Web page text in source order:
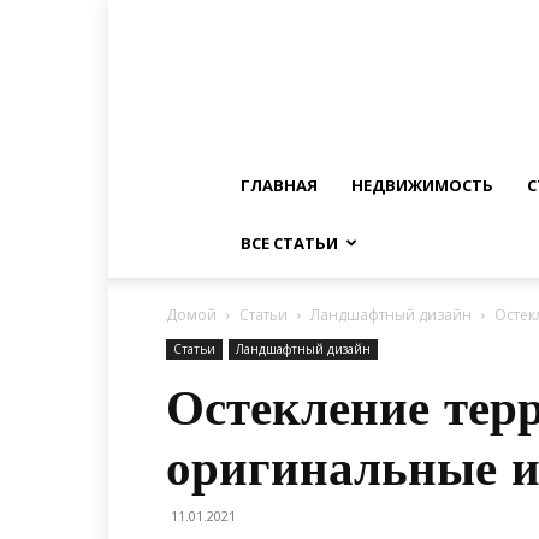
ГЛАВНАЯ НЕДВИЖИМОСТЬ
ВСЕ СТАТЬИ
Домой Статьи Ландшафтный дизайн
Статьи Ландшафтный дизайн
Остекление
оригинальные
11.01.2021